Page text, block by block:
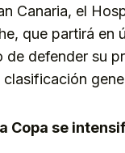
Canaria, el
que partirá en
de defender su
Copa se